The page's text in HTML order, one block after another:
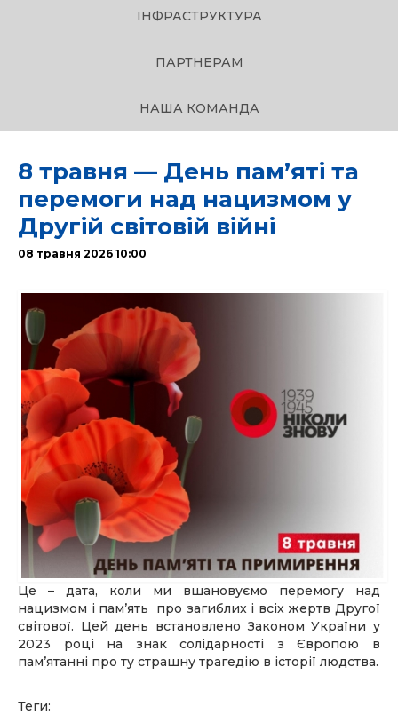
ІНФРАСТРУКТУРА
ПАРТНЕРАМ
НАША КОМАНДА
8 травня — День пам’яті та
перемоги над нацизмом у
Другій світовій війні
08 травня 2026 10:00
Це – дата, коли ми вшановуємо перемогу над
нацизмом і пам’ять
про загиблих і всіх жертв Другої
світової. Цей день встановлено Законом України у
2023 році на знак солідарності з Європою в
пам’ятанні про ту страшну трагедію в історії людства.
Теги: